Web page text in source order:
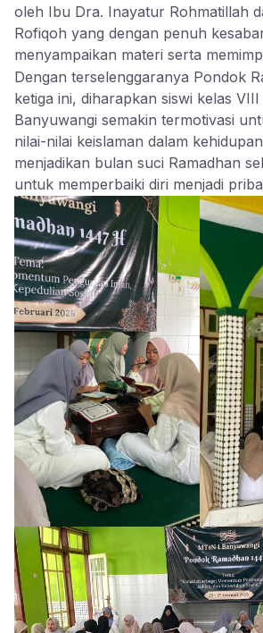
oleh Ibu Dra. Inayatur Rohmatillah
Rofiqoh yang dengan penuh
menyampaikan materi serta
Dengan terselenggaranya Pondok
ketiga ini, diharapkan siswi kelas VIII
Banyuwangi semakin termotivasi
nilai-nilai keislaman dalam
menjadikan bulan suci Ramadhan
untuk memperbaiki diri menjadi